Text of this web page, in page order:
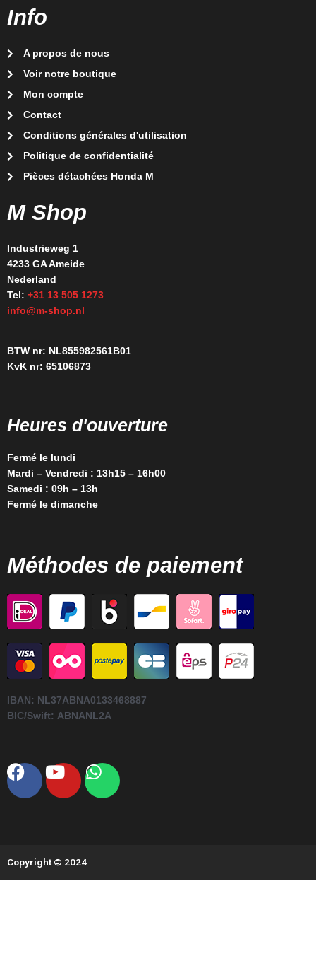
Info
A propos de nous
Voir notre boutique
Mon compte
Contact
Conditions générales d'utilisation
Politique de confidentialité
Pièces détachées Honda M
M Shop
Industrieweg 1
4233 GA Ameide
Nederland
Tel: +31 13 505 1273
info@m-shop.nl
BTW nr: NL855982561B01
KvK nr: 65106873
Heures d'ouverture
Fermé le lundi
Mardi – Vendredi : 13h15 – 16h00
Samedi : 09h – 13h
Fermé le dimanche
Méthodes de paiement
IBAN: NL37ABNA0133468887
BIC/Swift: ABNANL2A
Facebook
YoutubeWhatsapp
Copyright © 2024